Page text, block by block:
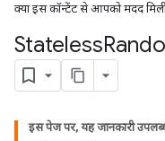
क्या इस कॉन्टेंट से आपको मदद
Stateless
इस पेज पर, यह जानकारी